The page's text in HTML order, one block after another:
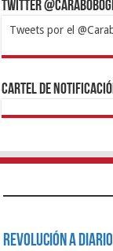
Twitter
Tweets por el
1xbetBetturkeyBetist
https://
Cartel de
Revolución a Diario